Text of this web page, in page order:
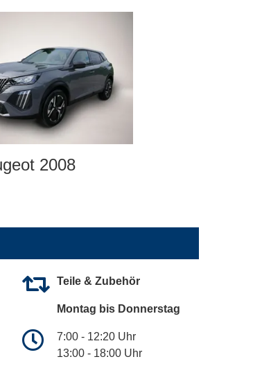
2008
Teile & Zubehör
Montag bis Donnerstag
7:00 - 12:20 Uhr
13:00 - 18:00 Uhr